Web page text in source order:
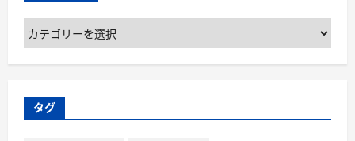
カ
テ
ゴ
ー
タグ